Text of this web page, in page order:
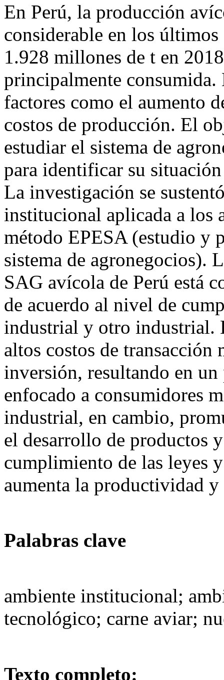
En Perú, la producción
considerable en los
1.928 millones de t en
principalmente consumida.
factores como el aumento
costos de producción. El
estudiar el sistema de
para identificar su
La investigación se
institucional aplicada a los
método EPESA (estudio y
sistema de agronegocios).
SAG avícola de Perú está
de acuerdo al nivel de
industrial y otro industrial.
altos costos de
inversión, resultando en
enfocado a consumidores
industrial, en cambio,
el desarrollo de productos
cumplimiento de las leyes
aumenta la productividad
Palabras clave
ambiente institucional;
tecnológico; carne aviar;
Texto completo: